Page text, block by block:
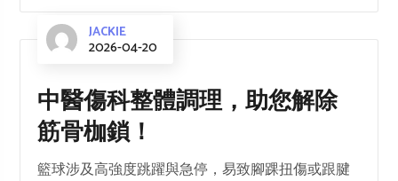
JACKIE
2026-04-20
中醫傷科整體調理，助您解除
筋骨枷鎖！
籃球涉及高強度跳躍與急停，易致腳踝扭傷或跟腱